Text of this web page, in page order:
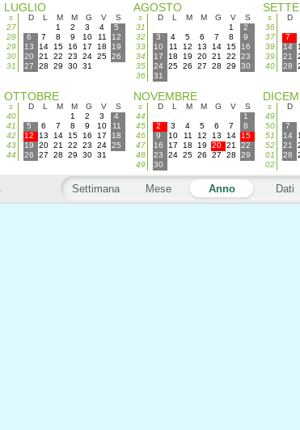
LUGLIO
s D L M M G V
S
27
1 2 3 4
5
28
6 7 8 9 10 11
12
29
13 14 15 16 17 18
19
30
20 21 22 23 24 25 26
31
27 28 29 30 31
AGOSTO
s D L M M G V
S
31
1
2
32
3 4 5 6 7 8
9
33
10 11 12 13 14 15
16
34
17 18 19 20 21 22
23
35
24 25 26 27 28 29
30
36
31
s D
36
37
7
38
14
39
21
40
28
OTTOBRE
s D L M M G V
S
40
1 2 3
4
41
5 6 7 8 9 10
11
42
12 13 14 15 16 17
18
43
19 20 21 22 23 24 25
44
26 27 28 29 30 31
NOVEMBRE
s D L M M G V
S
44
1
45
2 3 4 5 6 7
8
46
9 10 11 12 13 14
15
47
16 17 18 19 20 21
22
48
23 24 25 26 27 28
29
49
30
s D
49
50
7
51
14
52
21
01
28
02
Settimana Mese Anno Dati